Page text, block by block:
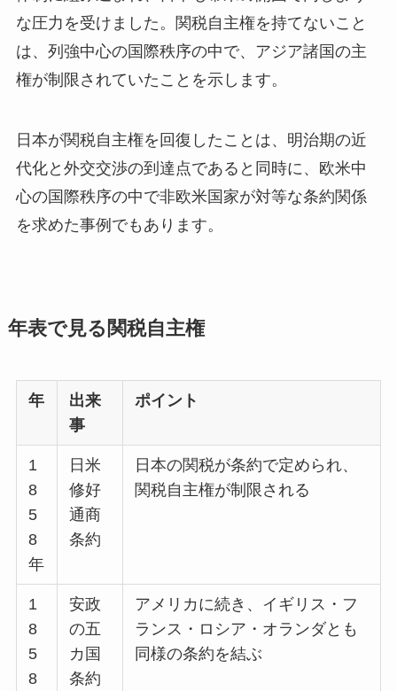
な圧力を受けました。関税自主権を持てないこと
は、列強中心の国際秩序の中で、アジア諸国の主
権が制限されていたことを示します。
日本が関税自主権を回復したことは、明治期の近
代化と外交交渉の到達点であると同時に、欧米中
心の国際秩序の中で非欧米国家が対等な条約関係
を求めた事例でもあります。
年表で見る関税自主権
年
出来
事
ポイント
1
8
5
8
年
日米
修好
通商
条約
日本の関税が条約で定められ、
関税自主権が制限される
1
8
5
8
安政
の五
カ国
条約
アメリカに続き、イギリス・フ
ランス・ロシア・オランダとも
同様の条約を結ぶ